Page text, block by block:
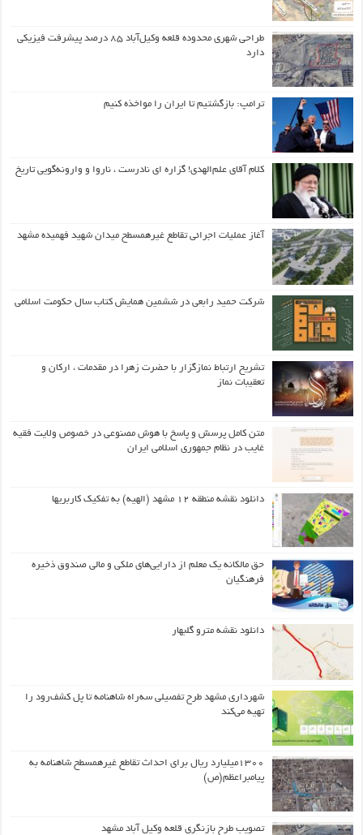
طراحی شهری محدوده قلعه وکیل‌آباد ۸۵ درصد پیشرفت فیزیکی
دارد
ترامپ: بازگشتیم تا ایران را مواخذه کنیم
کلام آقای علم‌الهدی! گزاره ای نادرست ، ناروا و وارونه‌گویی تاریخ
آغاز عملیات اجرائی تقاطع غیرهمسطح میدان شهید فهمیده مشهد
شرکت حمید رابعی در ششمین همایش کتاب سال حکومت اسلامی
تشریح ارتباط نمازگزار با حضرت زهرا در مقدمات ، ارکان و
تعقیبات نماز
متن کامل پرسش و پاسخ با هوش مصنوعی در خصوص ولایت فقیه
غایب در نظام جمهوری اسلامی ایران
دانلود نقشه منطقه ۱۲ مشهد (الهیه) به تفکیک کاربریها
حق مالکانه یک معلم از دارایی‌های ملکی و مالی صندوق ذخیره
فرهنگیان
دانلود نقشه مترو گلبهار
شهرداری مشهد طرح تفصیلی سه‌راه شاهنامه تا پل کشف‌رود را
تهیه می‌کند
۱۳۰۰میلیارد ریال برای احداث تقاطع غیرهمسطح شاهنامه به
پیامبراعظم(ص)
تصویب طرح بازنگری قلعه وکیل آباد مشهد